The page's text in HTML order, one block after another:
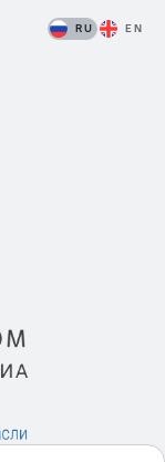
RU EN